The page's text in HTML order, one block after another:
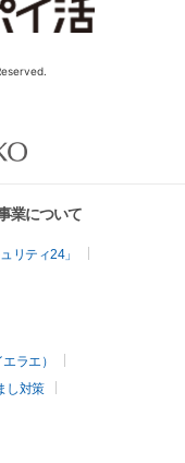
業について
リティ24」
ラエ）
し対策